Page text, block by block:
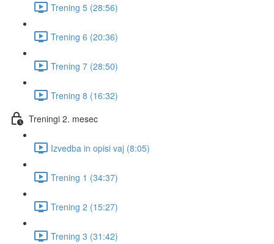
Trening 5 (28:56)
Trening 6 (20:36)
Trening 7 (28:50)
Trening 8 (16:32)
Treningi 2. mesec
Izvedba in opisi vaj (8:05)
Trening 1 (34:37)
Trening 2 (15:27)
Trening 3 (31:42)